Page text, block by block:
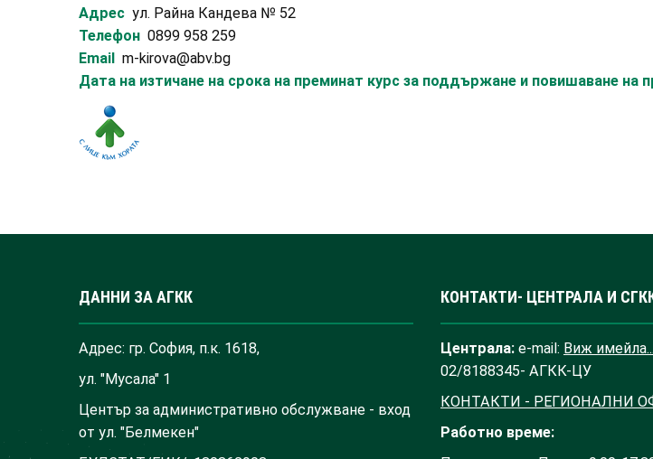
Адрес ул. Райна Кандева № 52
Телефон 0899 958 259
Email m-kirova@abv.bg
Дата на изтичане на срока на преминат курс за поддържане и повишаване на
ДАННИ ЗА АГКК
Адрес: гр. София, п.к. 1618,
ул. "Мусала" 1
Център за административно обслужване - вход
от ул. "Белмекен"
КОНТАКТИ- ЦЕНТРАЛА И
Централа: e-mail: Виж имейла...
02/8188345- АГКК-ЦУ
КОНТАКТИ - РЕГИОНАЛНИ
Работно време: